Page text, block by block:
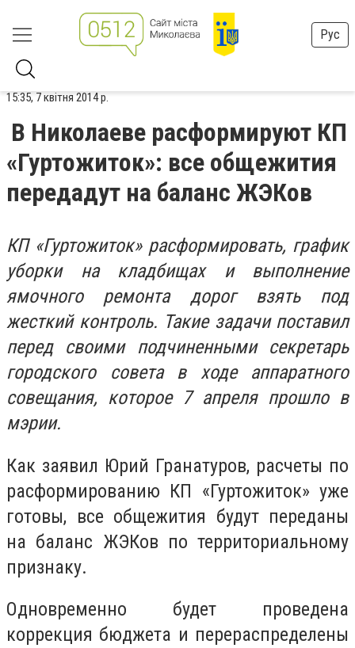
Рус
15:35, 7 квітня 2014 р.
В Николаеве расформируют КП
«Гуртожиток»: все общежития
передадут на баланс ЖЭКов
КП «Гуртожиток» расформировать, график
уборки на кладбищах и выполнение
ямочного ремонта дорог взять под
жесткий контроль. Такие задачи поставил
перед своими подчиненными секретарь
городского совета в ходе аппаратного
совещания, которое 7 апреля прошло в
мэрии.
Как заявил Юрий Гранатуров, расчеты по
расформированию КП «Гуртожиток» уже
готовы, все общежития будут переданы
на баланс ЖЭКов по территориальному
признаку.
Одновременно будет проведена
коррекция бюджета и перераспределены